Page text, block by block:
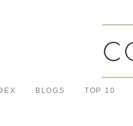
BLOGS TOP 10